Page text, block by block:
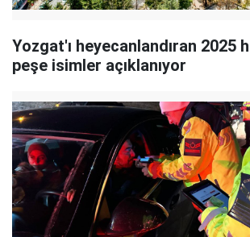
Yozgat'ı heyecanlandıran 2025
peşe isimler açıklanıyor